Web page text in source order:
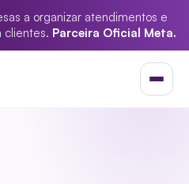
a organizar atendimentos e
clientes. Parceira Oficial Meta.